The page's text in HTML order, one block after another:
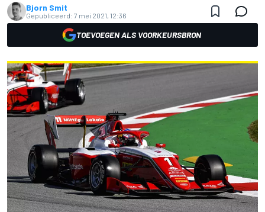
Bjorn Smit
Gepubliceerd: 7 mei 2021, 12:36
TOEVOEGEN ALS VOORKEURSBRON